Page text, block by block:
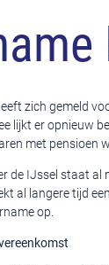
zich gemeld
lijkt er opnieuw
met pensioen
de IJssel staat al
al langere tijd
op.